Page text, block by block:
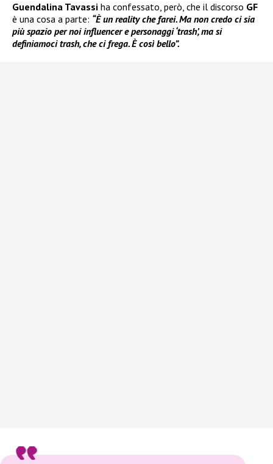
Guendalina Tavassi ha confessato, però, che il discorso GF
è una cosa a parte: “È un reality che farei. Ma non credo ci sia
più spazio per noi influencer e personaggi ‘trash’, ma si
definiamoci trash, che ci frega. È così bello”.